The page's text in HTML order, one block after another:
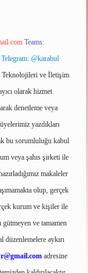
Teams:
Telegram: @karabul
Teknolojileri ve İletişim
olarak hizmet
denetleme veya
yazdıkları
bu sorumluluğu kabul
veya şahıs şirketi ile
makaleler
olup, gerçek
kurum ve kişiler ile
ve tamamen
aykırı
adresine